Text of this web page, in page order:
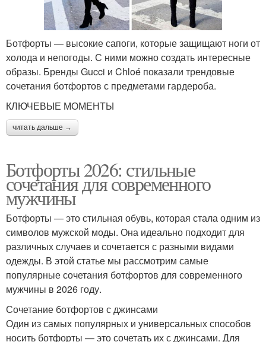
Ботфорты — высокие сапоги, которые защищают ноги от
холода и непогоды. С ними можно создать интересные
образы. Бренды Gucci и Chloé показали трендовые
сочетания ботфортов с предметами гардероба.
КЛЮЧЕВЫЕ МОМЕНТЫ
читать дальше →
Ботфорты 2026: стильные
сочетания для современного
мужчины
Ботфорты — это стильная обувь, которая стала одним из
символов мужской моды. Она идеально подходит для
различных случаев и сочетается с разными видами
одежды. В этой статье мы рассмотрим самые
популярные сочетания ботфортов для современного
мужчины в 2026 году.
Сочетание ботфортов с джинсами
Один из самых популярных и универсальных способов
носить ботфорты — это сочетать их с джинсами. Для